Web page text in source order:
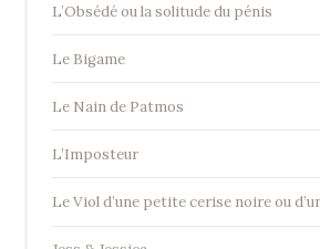
L’Obsédé ou la solitude du pénis
Le Bigame
Le Nain de Patmos
L’Imposteur
Le Viol d’une petite cerise noire ou